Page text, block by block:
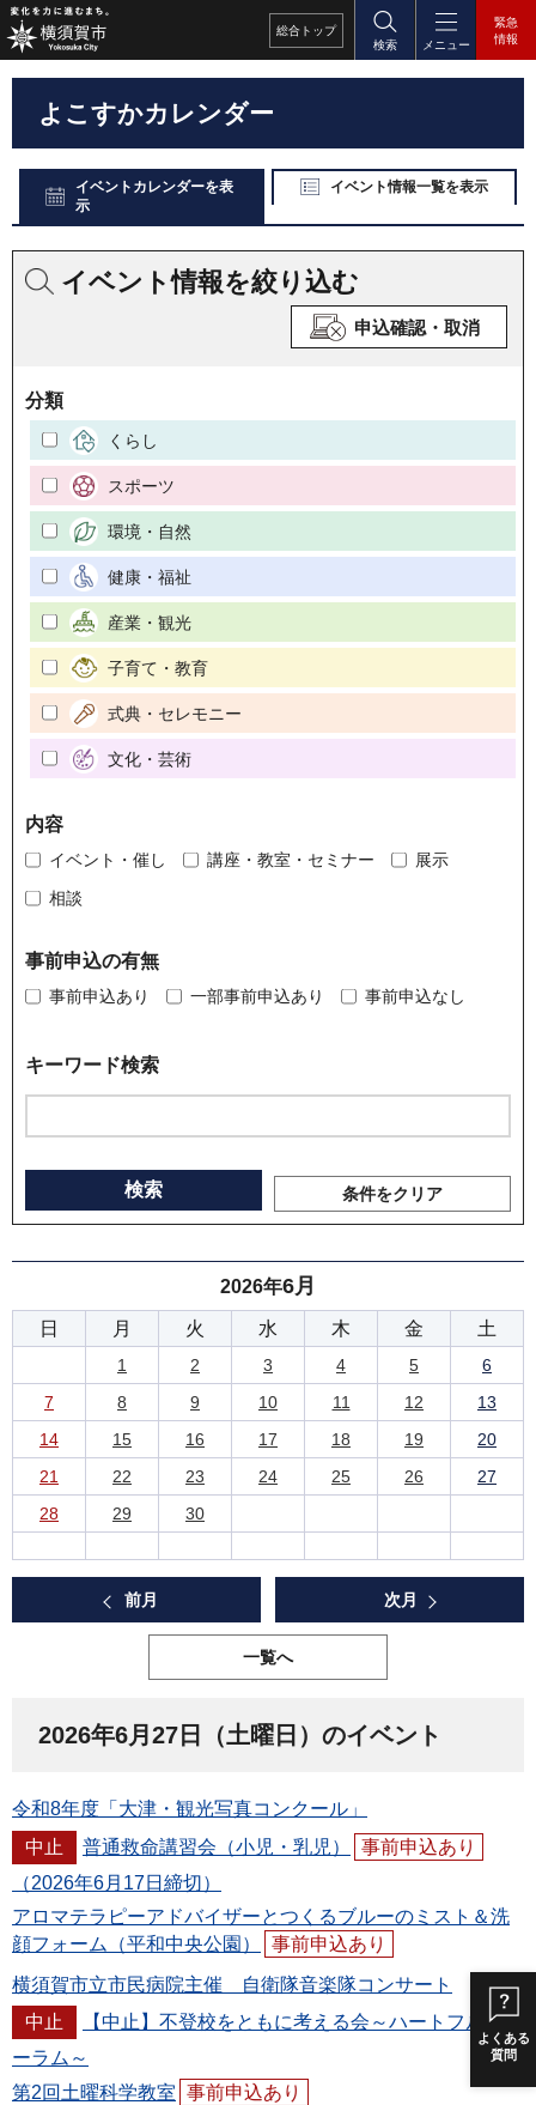
総合 トップ
検索
メニュー
緊急
情報
よくある
質問
よこすかカレンダー
イベントカレンダーを表
示
イベント情報一覧を表示
イベント情報を絞り込む
申込確認・取消
分類
くらし
スポーツ
環境・自然
健康・福祉
産業・観光
子育て・教育
式典・セレモニー
文化・芸術
内容
イベント・催し 講座・教室・セミナー
展示
相談
事前申込の有無
事前申込あり 一部事前申込あり 事前申込なし
キーワード検索
条件をクリア
2026年6月
日 月 火 水 木 金 土
1 2 3 4 5
6
7
8 9 10 11 12
13
14
15 16 17 18 19
20
21
22 23 24 25 26
27
28
29 30
前月 次月
一覧へ
2026年6月27日（土曜日）のイベント
令和8年度「大津・観光写真コンクール」
中止
普通救命講習会（小児・乳児）
事前申込あり
（2026年6月17日締切）
アロマテラピーアドバイザーとつくるブルーのミスト＆洗
顔フォーム（平和中央公園）
事前申込あり
横須賀市立市民病院主催 自衛隊音楽隊コンサート
中止
【中止】不登校をともに考える会～ハートフルフォ
ーラム～
第2回土曜科学教室 事前申込あり